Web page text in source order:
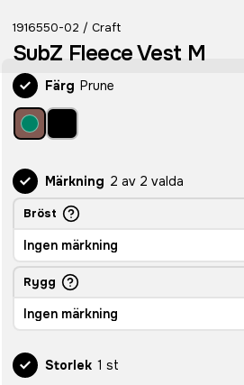
1916550-02 / Craft
SubZ Fleece Vest M
Färg Prune
Märkning 2 av 2 valda
Bröst
Ingen märkning
Rygg
Ingen märkning
Storlek 1 st